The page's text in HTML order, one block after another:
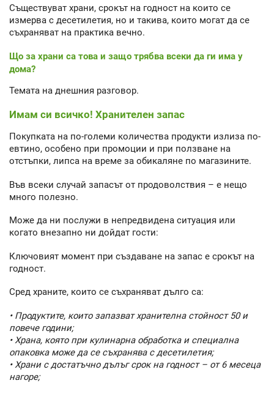
Съществуват храни, срокът на годност на които се
измерва с десетилетия, но и такива, които могат да се
съхраняват на практика вечно.
Що за храни са това и защо трябва всеки да ги има у
дома?
Темата на днешния разговор.
Имам си всичко! Хранителен запас
Покупката на по-големи количества продукти излиза по-
евтино, особено при промоции и при ползване на
отстъпки, липса на време за обикаляне по магазините.
Във всеки случай запасът от продоволствия – е нещо
много полезно.
Може да ни послужи в непредвидена ситуация или
когато внезапно ни дойдат гости:
Ключовият момент при създаване на запас е срокът на
годност.
Сред храните, които се съхраняват дълго са:
• Продуктите, които запазват хранителна стойност 50 и
повече години;
• Храна, която при кулинарна обработка и специална
опаковка може да се съхранява с десетилетия;
• Храни с достатъчно дълъг срок на годност – от 6 месеца
нагоре;